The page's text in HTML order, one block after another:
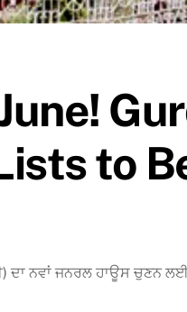
to
ਦਾ ਨਵਾਂ ਜਨਰਲ ਹਾਊਸ ਚੁਣਨ